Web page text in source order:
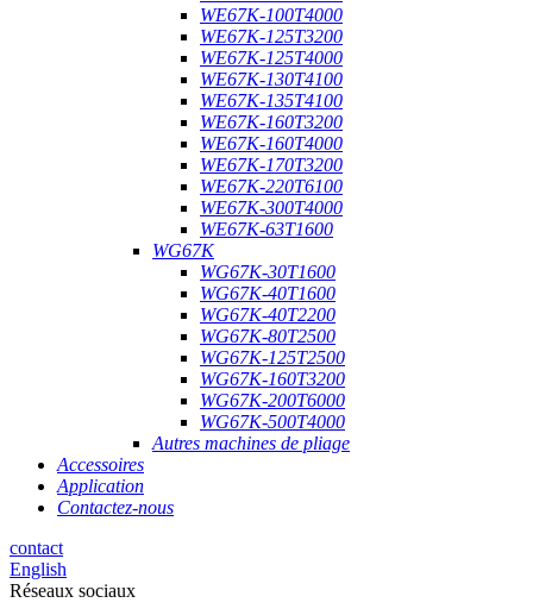
WE67K-100T4000
WE67K-125T3200
WE67K-125T4000
WE67K-130T4100
WE67K-135T4100
WE67K-160T3200
WE67K-160T4000
WE67K-170T3200
WE67K-220T6100
WE67K-300T4000
WE67K-63T1600
WG67K
WG67K-30T1600
WG67K-40T1600
WG67K-40T2200
WG67K-80T2500
WG67K-125T2500
WG67K-160T3200
WG67K-200T6000
WG67K-500T4000
Autres machines de pliage
Accessoires
Application
Contactez-nous
contact
English
Réseaux sociaux